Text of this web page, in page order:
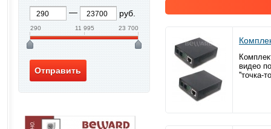
видео
''точка-
руб.
290 11 995 23 700